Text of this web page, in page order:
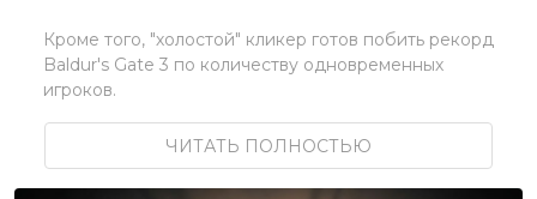
Кроме того, "холостой" кликер готов побить рекорд
Baldur's Gate 3 по количеству одновременных
игроков.
ЧИТАТЬ ПОЛНОСТЬЮ